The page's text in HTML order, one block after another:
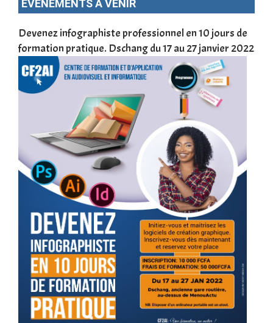
ÉVÉNEMENTS À VENIR
Devenez infographiste professionnel en 10 jours de
formation pratique. Dschang du 17 au 27 janvier 2022